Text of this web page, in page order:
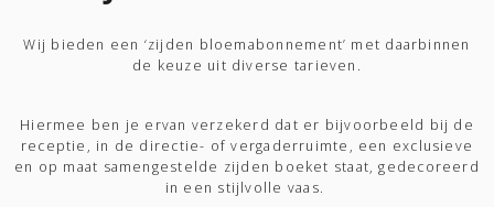
Wij bieden een ‘zijden bloemabonnement’ met daarbinnen
de keuze uit diverse tarieven.
Hiermee ben je ervan verzekerd dat er bijvoorbeeld bij de
receptie, in de directie- of vergaderruimte, een exclusieve
en op maat samengestelde zijden boeket staat, gedecoreerd
in een stijlvolle vaas.